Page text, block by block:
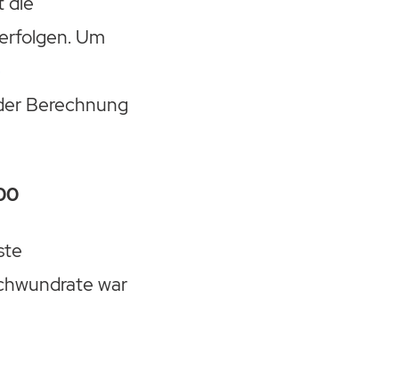
Um
Berechnung
war